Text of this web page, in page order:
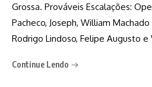
Grossa. Prováveis Escalações:
Pacheco, Joseph, William
Rodrigo Lindoso, Felipe Augusto e
Continue Lendo